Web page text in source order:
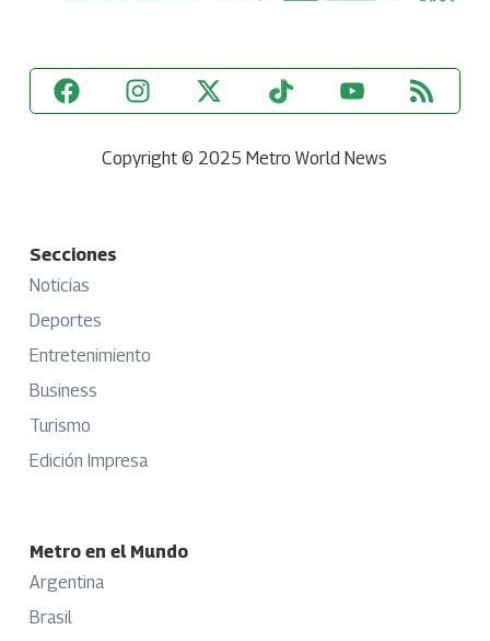
Copyright © 2025 Metro World News
Secciones
Noticias
Deportes
Entretenimiento
Business
Turismo
Edición Impresa
Metro en el Mundo
Argentina
Brasil